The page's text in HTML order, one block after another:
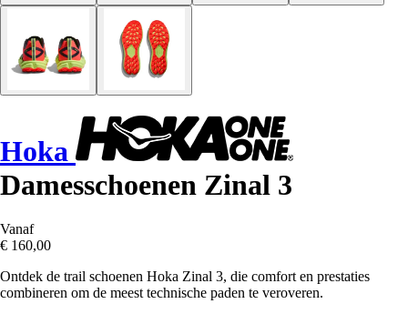
Hoka
Damesschoenen Zinal 3
Vanaf
€ 160,00
Ontdek de trail schoenen Hoka Zinal 3, die comfort en prestaties
combineren om de meest technische paden te veroveren.